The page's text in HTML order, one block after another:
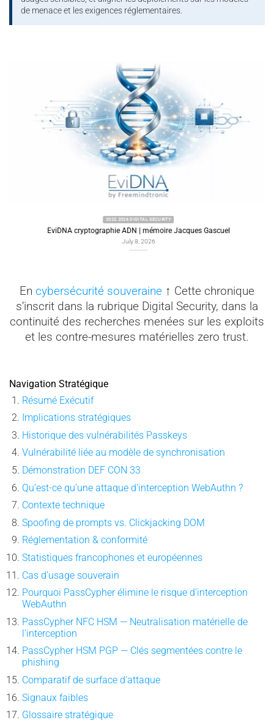
de menace et les exigences réglementaires.
2022 2026 DIGITAL SECURITY
EviDNA cryptographie ADN | mémoire Jacques Gascuel
July 8, 2026
En cybersécurité souveraine ↑ Cette chronique
s’inscrit dans la rubrique Digital Security, dans la
continuité des recherches menées sur les exploits
et les contre-mesures matérielles zero trust.
Navigation Stratégique
Résumé Exécutif
Implications stratégiques
Historique des vulnérabilités Passkeys
Vulnérabilité liée au modèle de synchronisation
Démonstration DEF CON 33
Qu’est-ce qu’une attaque d’interception WebAuthn ?
Contexte technique
Spoofing de prompts vs. Clickjacking DOM
Réglementation & conformité
Statistiques francophones et européennes
Cas d’usage souverain
Pourquoi PassCypher élimine le risque d’interception
WebAuthn
PassCypher NFC HSM — Neutralisation matérielle de
l’interception
PassCypher HSM PGP — Clés segmentées contre le
phishing
Comparatif de surface d’attaque
Signaux faibles
Glossaire stratégique